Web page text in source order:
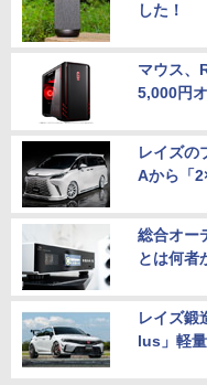
した！
マウス、
5,000円
レイズの
Aから「
総合オー
とは何者
レイズ鍛
lus」軽